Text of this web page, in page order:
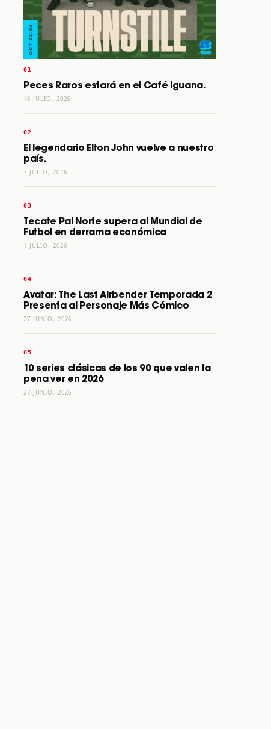
Peces Raros estará en el Café Iguana.
16 JULIO, 2026
El legendario Elton John vuelve a nuestro
país.
7 JULIO, 2026
Tecate Pal Norte supera al Mundial de
Futbol en derrama económica
1 JULIO, 2026
Avatar: The Last Airbender Temporada 2
Presenta al Personaje Más Cómico
27 JUNIO, 2026
10 series clásicas de los 90 que valen la
pena ver en 2026
27 JUNIO, 2026